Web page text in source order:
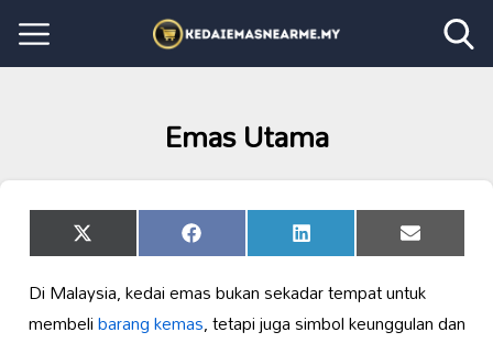
Emas Utama
Share
on
X
(Twitter)
Share
on
Facebook Share
on
LinkedIn Share
on
Email
Di Malaysia, kedai emas bukan sekadar tempat untuk
membelibarang kemas, tetapi juga simbol keunggulan dan